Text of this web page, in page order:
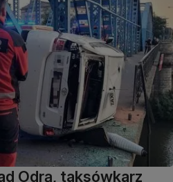
Odrą, taksówkarz